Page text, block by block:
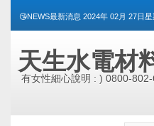
😘NEWS最新消息 2024年 02月 27日星
天生水電材
有女性細心說明 : ) 0800-